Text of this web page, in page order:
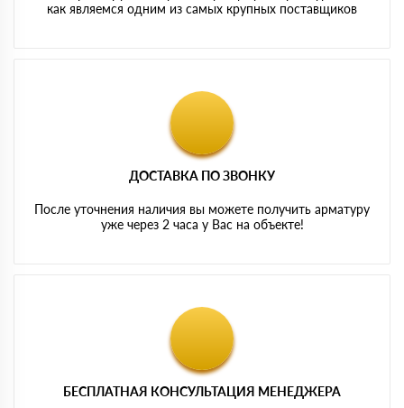
как являемся одним из самых крупных поставщиков
ДОСТАВКА ПО ЗВОНКУ
После уточнения наличия вы можете получить арматуру
уже через 2 часа у Вас на объекте!
БЕСПЛАТНАЯ КОНСУЛЬТАЦИЯ МЕНЕДЖЕРА